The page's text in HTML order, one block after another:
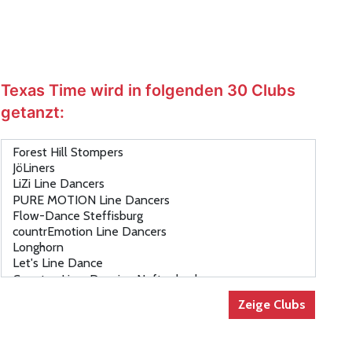
Texas Time wird in folgenden 30 Clubs
getanzt: